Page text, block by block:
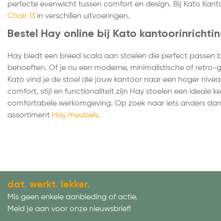
perfecte evenwicht tussen comfort en design. Bij Kato
Chair 13 in verschillen uitvoeringen.
Bestel Hay online bij Kato
Hay biedt een breed scala aan stoelen die perfect passen
behoeften. Of je nu een moderne, minimalistische of retro-
Kato vind je de stoel die jouw kantoor naar een hoger
comfort, stijl en functionaliteit zijn Hay stoelen een ideale
comfortabele werkomgeving. Op zoek naar iets anders
assortiment Hay meubels.
dat. werkt. lekker.
Mis geen enkele aanbieding of actie.
Meld je aan voor onze nieuwsbrief!